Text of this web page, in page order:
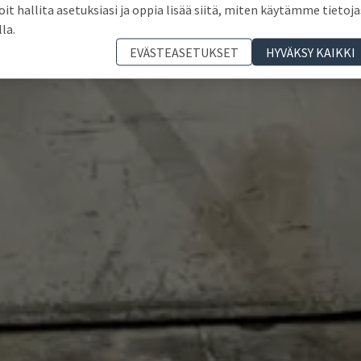
hallita asetuksiasi ja oppia lisää siitä, miten käytämme
EVÄSTEASETUKSET
HYVÄKSY KAIKKI